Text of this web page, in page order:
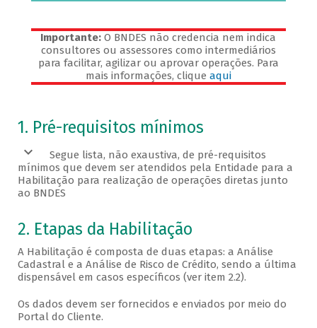
Importante: O BNDES não credencia nem indica
consultores ou assessores como intermediários
para facilitar, agilizar ou aprovar operações. Para
mais informações, clique aqui
Veja os pré-requisitos
1. Pré-requisitos mínimos
Segue lista, não exaustiva, de pré-requisitos
mínimos que devem ser atendidos pela Entidade para a
Habilitação para realização de operações diretas junto
ao BNDES
2. Etapas da Habilitação
A Habilitação é composta de duas etapas: a Análise
Cadastral e a Análise de Risco de Crédito, sendo a última
dispensável em casos específicos (ver item 2.2).
Os dados devem ser fornecidos e enviados por meio do
Portal do Cliente.